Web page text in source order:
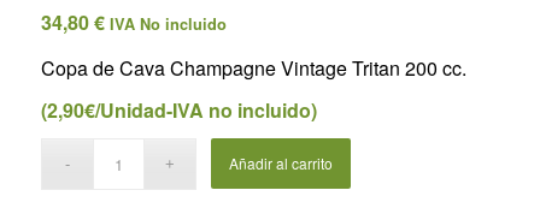
34,80€ IVA No incluido
Copa de Cava Champagne Vintage Tritan 200 cc.
(2,90€/Unidad-IVA no incluido)
Añadir al carrito